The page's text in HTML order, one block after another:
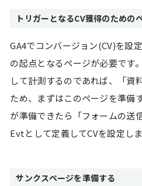
トリガーとなるCV獲得のための
GA4でコンバージョン(CV)を設
の起点となるページが必要です
して計測するのであれば、「資
ため、まずはこのページを準備
が準備できたら「フォームの送
Evtとして定義してCVを設定しま
サンクスページを準備する